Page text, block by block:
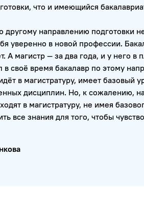
что и имеющийся
другому направлению подготовки
уверенно в новой профессии.
А магистр — за два года, и у него в
своё время бакалавр по этому
в магистратуру, имеет базовый
дисциплин. Но, к сожалению,
в магистратуру, не имея
все знания для того, чтобы